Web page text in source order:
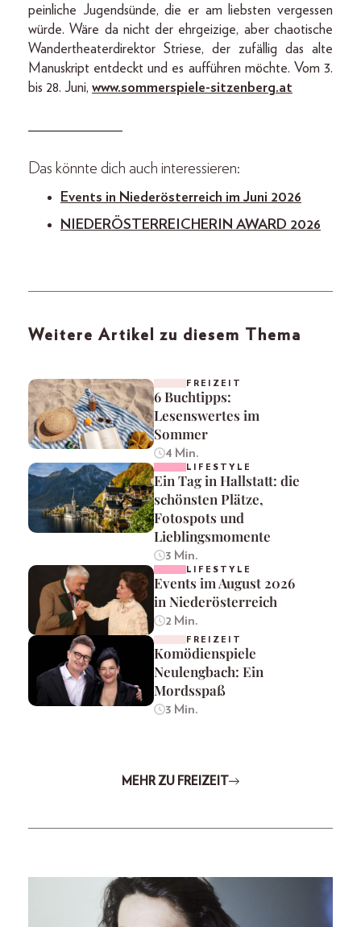
peinliche Jugendsünde, die er am liebsten vergessen
würde. Wäre da nicht der ehrgeizige, aber chaotische
Wandertheaterdirektor Striese, der zufällig das alte
Manuskript entdeckt und es aufführen möchte. Vom 3.
bis 28. Juni, www.sommerspiele-sitzenberg.at
Das könnte dich auch interessieren:
Events in Niederösterreich im Juni 2026
NIEDERÖSTERREICHERIN AWARD 2026
Weitere Artikel zu diesem Thema
FREIZEIT
6 Buchtipps:
Lesenswertes im
Sommer
4 Min.
LIFESTYLE
Ein Tag in Hallstatt: die
schönsten Plätze,
Fotospots und
Lieblingsmomente
3 Min.
LIFESTYLE
Events im August 2026
in Niederösterreich
2 Min.
FREIZEIT
Komödienspiele
Neulengbach: Ein
Mordsspaß
3 Min.
MEHR ZU FREIZEIT